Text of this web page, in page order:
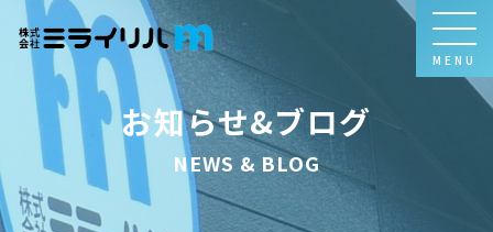
MENU
お知らせ&ブログ
NEWS & BLOG